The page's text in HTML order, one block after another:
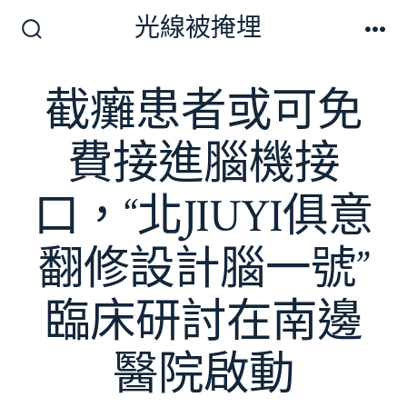
切
換
開
光線被掩埋
截癱患者或可免
費接進腦機接
口，“北JIUYI俱意
翻修設計腦一號”
臨床研討在南邊
醫院啟動